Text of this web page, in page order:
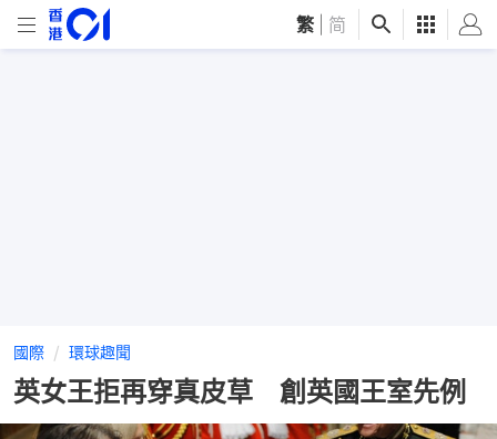
繁 简
國際 環球趣聞
英女王拒再穿真皮草 創英國王室先例